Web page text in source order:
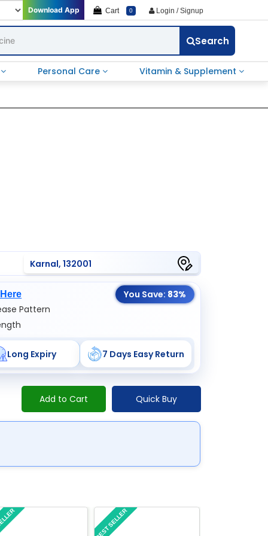
Download App Cart 0 Login / Signup
Search
Personal Care Vitamin & Supplement
Karnal, 132001
You Save: 83%
Pattern
Long Expiry 7 Days Easy Return
Add to Cart Quick Buy
BEST SELLER